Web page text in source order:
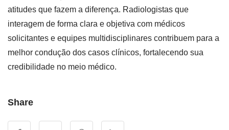
atitudes que fazem a diferença. Radiologistas que
interagem de forma clara e objetiva com médicos
solicitantes e equipes multidisciplinares contribuem para a
melhor condução dos casos clínicos, fortalecendo sua
credibilidade no meio médico.
Share